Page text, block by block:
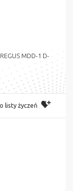
MDD-1 D-
listy życzeń